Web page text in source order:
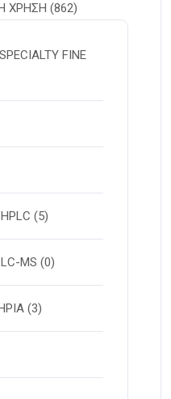
ΧΡΗΣΗ (862)
FINE
(5)
MS (0)
(3)